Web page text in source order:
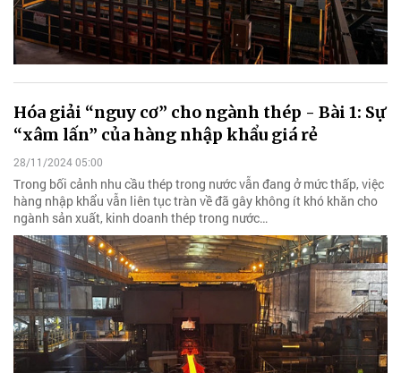
Hóa giải “nguy cơ” cho ngành thép - Bài 1: Sự
“xâm lấn” của hàng nhập khẩu giá rẻ
28/11/2024 05:00
Trong bối cảnh nhu cầu thép trong nước vẫn đang ở mức thấp, việc
hàng nhập khẩu vẫn liên tục tràn về đã gây không ít khó khăn cho
ngành sản xuất, kinh doanh thép trong nước…